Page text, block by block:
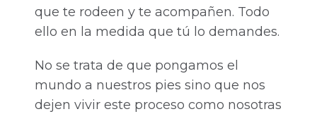
que te rodeen y te acompañen. Todo
ello en la medida que tú lo demandes.
No se trata de que pongamos el
mundo a nuestros pies sino que nos
dejen vivir este proceso como nosotras